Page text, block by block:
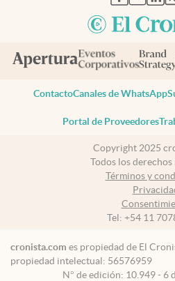
ContactoCanales de WhatsApp
Portal de Proveedores
Copyright 2025
Todos los derechos
Términos y
Tel: +54 11
cronista.com es propiedad de El
propiedad intelectual: 56576959
N° de edición: 10.949 - 6